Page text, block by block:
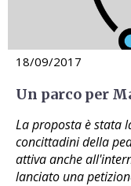
18/09/2017
Un parco per
La proposta è stata
concittadini della
attiva anche
lanciato una